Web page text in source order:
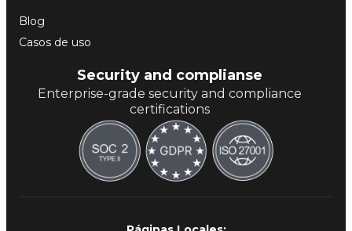
Blog
Casos de uso
Security and complianse
Enterprise-grade security and compliance
certifications